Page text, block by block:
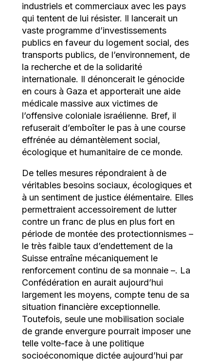
industriels et commerciaux avec les pays
qui tentent de lui résister. Il lancerait un
vaste programme d’investissements
publics en faveur du logement social, des
transports publics, de l’environnement, de
la recherche et de la solidarité
internationale. Il dénoncerait le génocide
en cours à Gaza et apporterait une aide
médicale massive aux victimes de
l’offensive coloniale israélienne. Bref, il
refuserait d’emboîter le pas à une course
effrénée au démantèlement social,
écologique et humanitaire de ce monde.
De telles mesures répondraient à de
véritables besoins sociaux, écologiques et
à un sentiment de justice élémentaire. Elles
permettraient accessoirement de lutter
contre un franc de plus en plus fort en
période de montée des protectionnismes –
le très faible taux d’endettement de la
Suisse entraîne mécaniquement le
renforcement continu de sa monnaie –. La
Confédération en aurait aujourd’hui
largement les moyens, compte tenu de sa
situation financière exceptionnelle.
Toutefois, seule une mobilisation sociale
de grande envergure pourrait imposer une
telle volte-face à une politique
socioéconomique dictée aujourd’hui par